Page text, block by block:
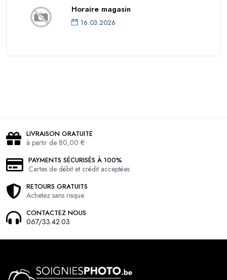
Horaire magasin
16.03.2026
LIVRAISON GRATUITE
à partir de 80,00 €
PAYMENTS SÉCURISÉS À 100%
Cartes de débit et crédit acceptées
RETOURS GRATUITS
Achetez sans risque
CONTACTEZ NOUS
067/33.42.03